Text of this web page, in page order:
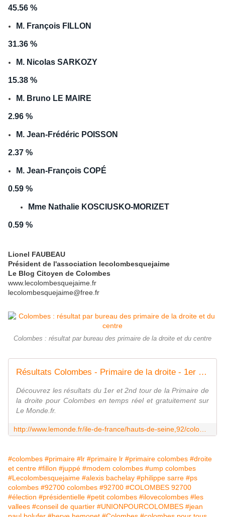
45.56 %
M. François FILLON
31.36 %
M. Nicolas SARKOZY
15.38 %
M. Bruno LE MAIRE
2.96 %
M. Jean-Frédéric POISSON
2.37 %
M. Jean-François COPÉ
0.59 %
Mme Nathalie KOSCIUSKO-MORIZET
0.59 %
Lionel FAUBEAU
Président de l'association lecolombesquejaime
Le Blog Citoyen de Colombes
www.lecolombesquejaime.fr
lecolombesquejaime@free.fr
Colombes : résultat par bureau des primaire de la droite et du centre
Résultats Colombes - Primaire de la droite - 1er et 2nd tour
Découvrez les résultats du 1er et 2nd tour de la Primaire de
la droite pour Colombes en temps réel et gratuitement sur
Le Monde.fr.
#colombes #primaire #lr #primaire lr #primaire colombes #droite
et centre #fillon #juppé #modem colombes #ump colombes
#Lecolombesquejaime #alexis bachelay #philippe sarre #ps
colombes #92700 colombes #92700 #COLOMBES 92700
#élection #présidentielle #petit colombes #ilovecolombes #les
vallees #conseil de quartier #UNIONPOURCOLOMBES #jean